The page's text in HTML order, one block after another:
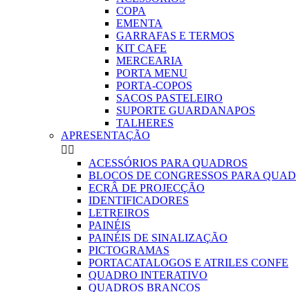
COPA
EMENTA
GARRAFAS E TERMOS
KIT CAFE
MERCEARIA
PORTA MENU
PORTA-COPOS
SACOS PASTELEIRO
SUPORTE GUARDANAPOS
TALHERES
APRESENTAÇÃO
 
ACESSÓRIOS PARA QUADROS
BLOCOS DE CONGRESSOS PARA QUAD
ECRÂ DE PROJECÇÃO
IDENTIFICADORES
LETREIROS
PAINÉIS
PAINÉIS DE SINALIZAÇÃO
PICTOGRAMAS
PORTACATALOGOS E ATRILES CONFE
QUADRO INTERATIVO
QUADROS BRANCOS